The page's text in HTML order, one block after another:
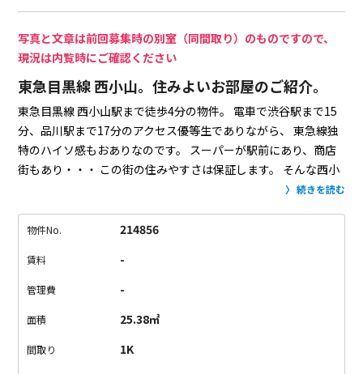
写真と文章は前回募集時の別室（同間取り）のものですので、
現況は内覧時にご確認ください
東急目黒線 西小山。住みよいお部屋のご紹介。
東急目黒線 西小山駅まで徒歩4分の物件。
電車で渋谷駅まで15
分、品川駅まで17分のアクセス優等生でありながら、 東急線独
特のハイソ感もおありなのです。
スーパーが駅前にあり、商店
街もあり・・・ この街の住みやすさは保証します。
そんな西小
約8帖の1Kは一人暮らしす
兼ね備えているのが贅沢！1Kでウォークインクローゼットを備
夫。たっぷりお洋服をかけてください。
部屋へそこのお嬢さん、寄ってってくださいな。
続きを読む
物件No. 214856
賃料 -
管理費 -
面積 25.38㎡
間取り 1K